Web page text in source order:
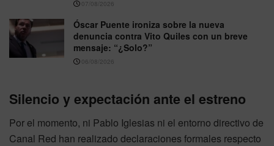
07/08/2026
Óscar Puente ironiza sobre la nueva
denuncia contra Vito Quiles con un breve
mensaje: “¿Solo?”
06/08/2026
Silencio y expectación ante el estreno
Por el momento, ni Pablo Iglesias ni el entorno directivo de
Canal Red han realizado declaraciones formales respecto